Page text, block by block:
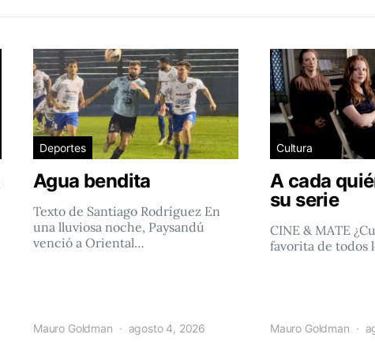
Deportes
Agua bendita
Texto de Santiago Rodríguez En
una lluviosa noche, Paysandú
venció a Oriental…
Mauro Goldman agosto 4, 2026
Cultura
A cada
su serie
CINE & MATE
favorita de todos
Mauro Goldman